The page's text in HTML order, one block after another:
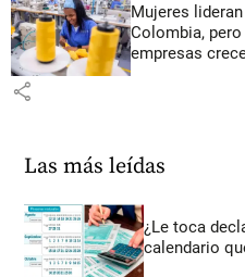
Mujeres
Colombia,
empresas
share
Las más leídas
¿Le toca
calendario